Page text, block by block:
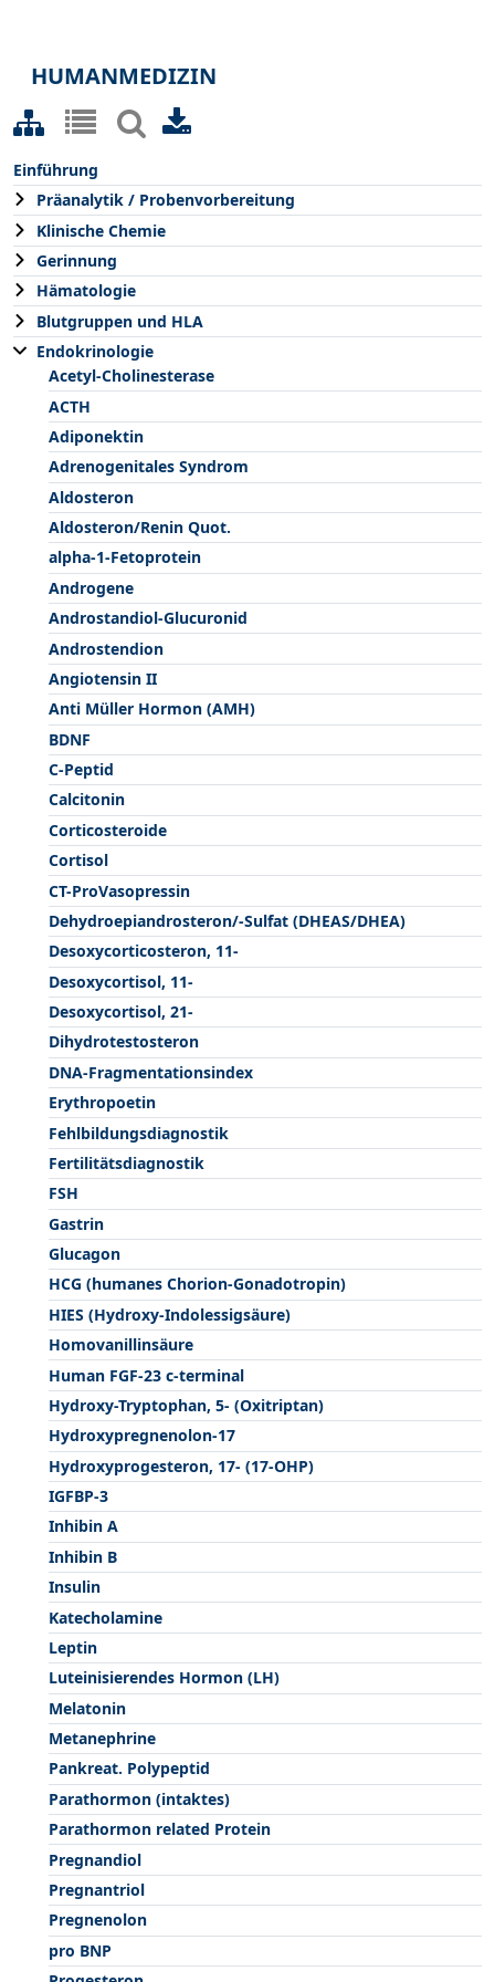
HUMANMEDIZIN
Einführung
Präanalytik / Probenvorbereitung
Klinische Chemie
Gerinnung
Hämatologie
Blutgruppen und HLA
Endokrinologie
Acetyl-Cholinesterase
ACTH
Adiponektin
Adrenogenitales Syndrom
Aldosteron
Aldosteron/Renin Quot.
alpha-1-Fetoprotein
Androgene
Androstandiol-Glucuronid
Androstendion
Angiotensin II
Anti Müller Hormon (AMH)
BDNF
C-Peptid
Calcitonin
Corticosteroide
Cortisol
CT-ProVasopressin
Dehydroepiandrosteron/-Sulfat (DHEAS/DHEA)
Desoxycorticosteron, 11-
Desoxycortisol, 11-
Desoxycortisol, 21-
Dihydrotestosteron
DNA-Fragmentationsindex
Erythropoetin
Fehlbildungsdiagnostik
Fertilitätsdiagnostik
FSH
Gastrin
Glucagon
HCG (humanes Chorion-Gonadotropin)
HIES (Hydroxy-Indolessigsäure)
Homovanillinsäure
Human FGF-23 c-terminal
Hydroxy-Tryptophan, 5- (Oxitriptan)
Hydroxypregnenolon-17
Hydroxyprogesteron, 17- (17-OHP)
IGFBP-3
Inhibin A
Inhibin B
Insulin
Katecholamine
Leptin
Luteinisierendes Hormon (LH)
Melatonin
Metanephrine
Pankreat. Polypeptid
Parathormon (intaktes)
Parathormon related Protein
Pregnandiol
Pregnantriol
Pregnenolon
pro BNP